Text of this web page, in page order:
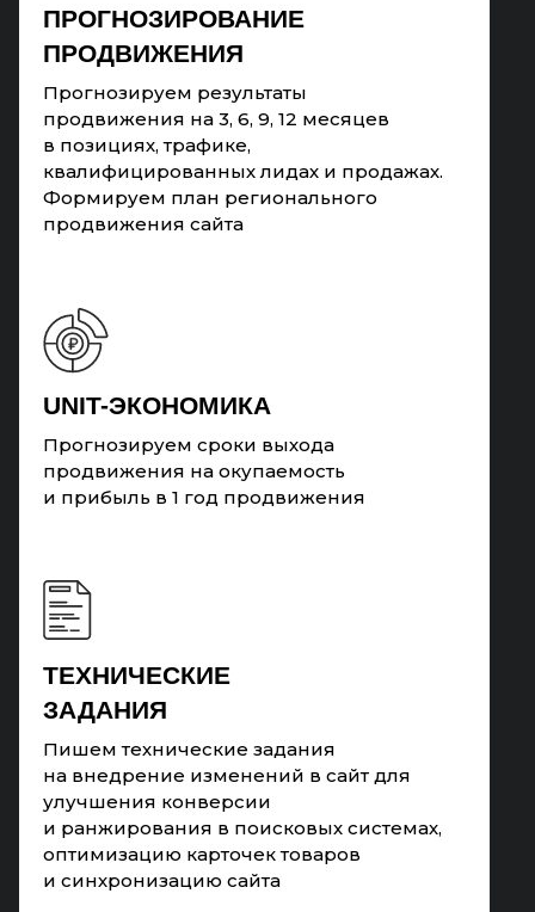
Пишем технические задания
на внедрение изменений в сайт для
улучшения конверсии
и ранжирования в поисковых системах,
оптимизацию карточек товаров
и синхронизацию сайта
ТЕХНИЧЕСКИЕ
ЗАДАНИЯ
Прогнозируем результаты
продвижения на 3, 6, 9, 12 месяцев
в позициях, трафике,
квалифицированных лидах и продажах.
Формируем план регионального
продвижения сайта
ПРОГНОЗИРОВАНИЕ
ПРОДВИЖЕНИЯ
Прогнозируем сроки выхода
продвижения на окупаемость
и прибыль в 1 год продвижения
UNIT-ЭКОНОМИКА